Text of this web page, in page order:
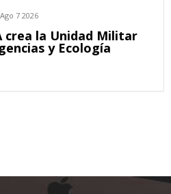
Ago 7 2026
crea la Unidad Militar
y Ecología